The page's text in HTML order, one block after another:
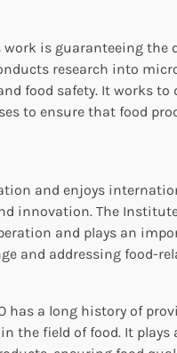
work is guaranteeing the
research into
food safety. It works to
to ensure that food
and enjoys
innovation. The
and plays an
and addressing food-
has a long history of
the field of food. It